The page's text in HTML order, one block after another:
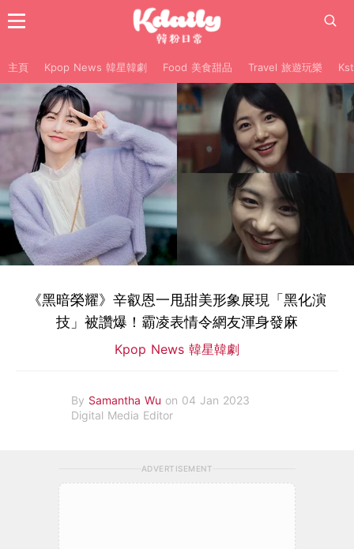
主頁 Kpop News 韓星韓劇 Food 美食甜品 Travel 旅遊玩樂
《黑暗榮耀》辛叡恩一甩甜美形象展現「黑化演
技」被讚爆！霸凌表情令網友渾身發麻
Kpop News 韓星韓劇
By Samantha Wu on 04 Jan 2023
Digital Media Editor
ADVERTISEMENT